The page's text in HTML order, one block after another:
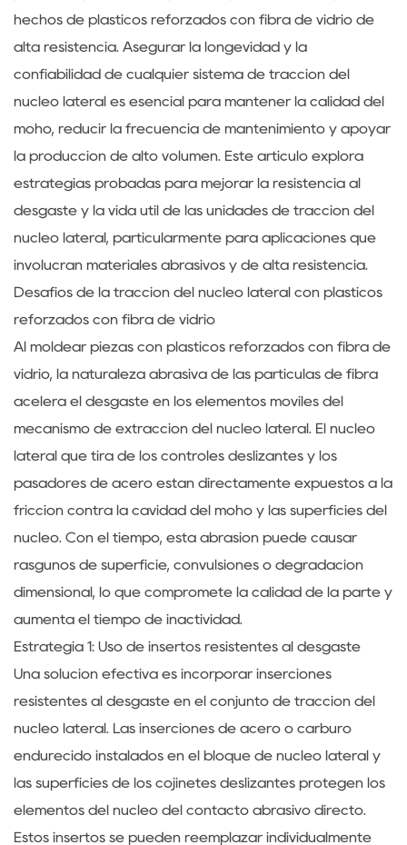
hechos de plásticos reforzados con fibra de vidrio de
alta resistencia. Asegurar la longevidad y la
confiabilidad de cualquier sistema de tracción del
núcleo lateral es esencial para mantener la calidad del
moho, reducir la frecuencia de mantenimiento y apoyar
la producción de alto volumen. Este artículo explora
estrategias probadas para mejorar la resistencia al
desgaste y la vida útil de las unidades de tracción del
núcleo lateral, particularmente para aplicaciones que
involucran materiales abrasivos y de alta resistencia.
Desafíos de la tracción del núcleo lateral con plásticos
reforzados con fibra de vidrio
Al moldear piezas con plásticos reforzados con fibra de
vidrio, la naturaleza abrasiva de las partículas de fibra
acelera el desgaste en los elementos móviles del
mecanismo de extracción del núcleo lateral. El núcleo
lateral que tira de los controles deslizantes y los
pasadores de acero están directamente expuestos a la
fricción contra la cavidad del moho y las superficies del
núcleo. Con el tiempo, esta abrasión puede causar
rasguños de superficie, convulsiones o degradación
dimensional, lo que compromete la calidad de la parte y
aumenta el tiempo de inactividad.
Estrategia 1: Uso de insertos resistentes al desgaste
Una solución efectiva es incorporar inserciones
resistentes al desgaste en el conjunto de tracción del
núcleo lateral. Las inserciones de acero o carburo
endurecido instalados en el bloque de núcleo lateral y
las superficies de los cojinetes deslizantes protegen los
elementos del núcleo del contacto abrasivo directo.
Estos insertos se pueden reemplazar individualmente